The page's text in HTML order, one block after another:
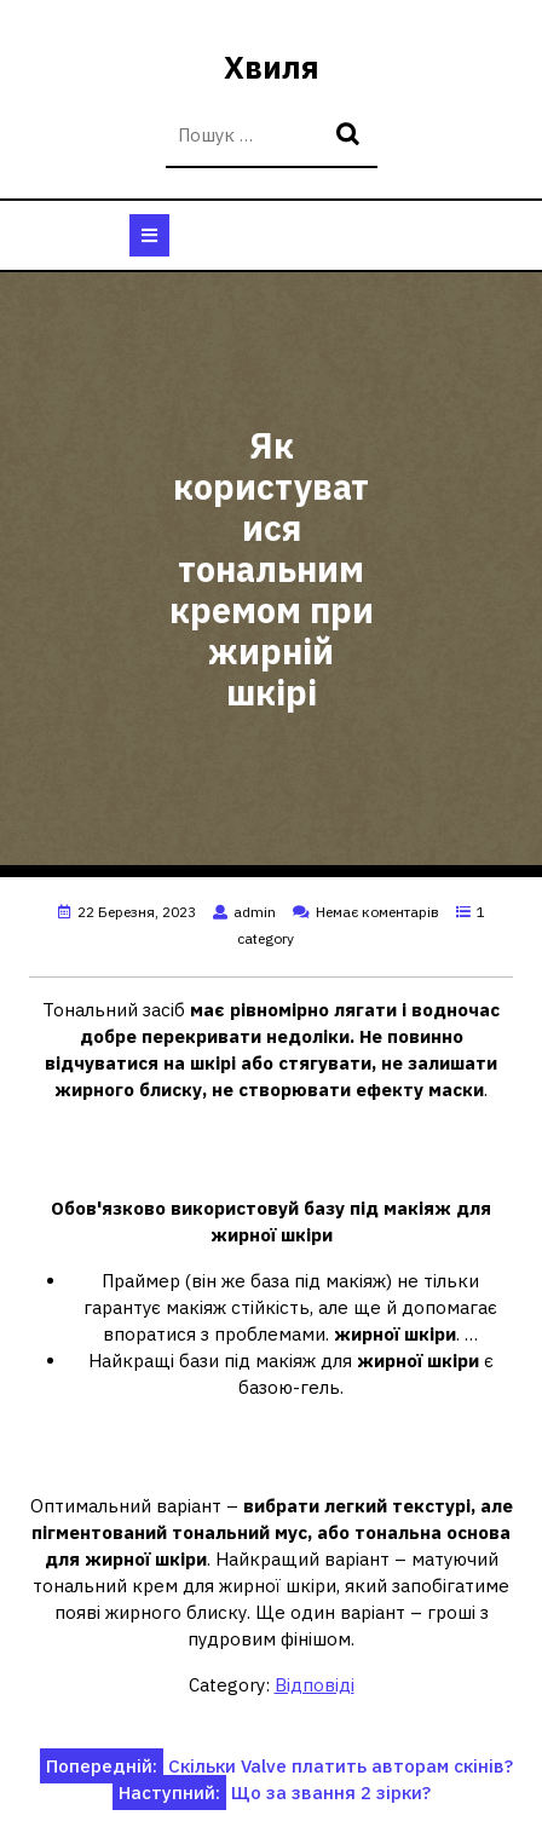
Хвиля
Як
користуват
ися
тональним
кремом при
жирній
шкірі
22 Березня, 2023 admin Немає коментарів
1
category
Тональний засіб має рівномірно лягати і водночас
добре перекривати недоліки. Не повинно
відчуватися на шкірі або стягувати, не залишати
жирного блиску, не створювати ефекту маски.
Обов'язково використовуй базу під макіяж для
жирної шкіри
Праймер (він же база під макіяж) не тільки
гарантує макіяж стійкість, але ще й допомагає
впоратися з проблемами. жирної шкіри. …
Найкращі бази під макіяж для жирної шкіриє
базою-гель.
Оптимальний варіант – вибрати легкий текстурі, але
пігментований тональний мус, або тональна основа
для жирної шкіри. Найкращий варіант – матуючий
тональний крем для жирної шкіри, який запобігатиме
появі жирного блиску. Ще один варіант – гроші з
пудровим фінішом.
Category: Відповіді
Навігація
записів
Попередній: Скільки Valve платить авторам скінів?
Наступний: Що за звання 2 зірки?